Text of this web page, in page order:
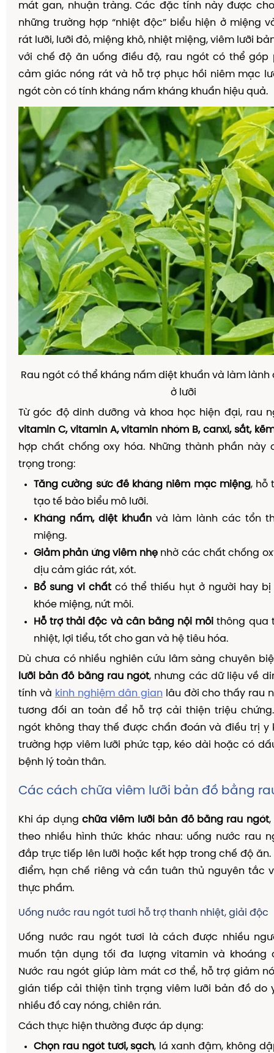
mát gan, nhuận tràng. Các đặc tính này được
những trường hợp “nhiệt độc” biểu hiện ở miệng
rát lưỡi, lưỡi đỏ, miệng khô, nhiệt miệng, viêm lưỡi
với chế độ ăn uống điều độ, rau ngót có thể góp
cảm giác nóng rát và hỗ trợ phục hồi niêm mạc
ngót còn có tính kháng nấm kháng khuẩn hiệu quả.
Rau ngót có thể kháng nấm diệt khuẩn và làm
ở lưỡi
Từ góc độ dinh dưỡng và khoa học hiện đại, rau
vitamin C, vitamin A, vitamin nhóm B, canxi, sắt,
hợp chất chống oxy hóa. Những thành phần này
trọng trong:
Tăng cường sức đề kháng niêm mạc miệng, hỗ
tạo tế bào biểu mô lưỡi.
Kháng nấm, diệt khuẩn và làm lành các tổn
miệng.
Giảm phản ứng viêm nhẹnhờ các chất chống
dịu cảm giác rát, xót.
Bổ sung vi chất có thể thiếu hụt ở người hay bị
khóe miệng, nứt môi.
Hỗ trợ thải độc và cân bằng nội môi thông qua
nhiệt, lợi tiểu, tốt cho gan và hệ tiêu hóa.
Dù chưa có nhiều nghiên cứu lâm sàng chuyên
lưỡi bản đồ bằng rau ngót, nhưng các dữ liệu về
tính và kinh nghiệm dân gian lâu đời cho thấy rau
tương đối an toàn để hỗ trợ cải thiện triệu chứng.
ngót không thay thế được chẩn đoán và điều trị y
trường hợp viêm lưỡi phức tạp, kéo dài hoặc có
bệnh lý toàn thân.
Các cách chữa viêm lưỡi bản đồ bằng
Khi áp dụngchữa viêm lưỡi bản đồ bằng rau ngót,
theo nhiều hình thức khác nhau: uống nước rau
đắp trực tiếp lên lưỡi hoặc kết hợp trong chế độ ăn.
điểm, hạn chế riêng và cần tuân thủ nguyên tắc
thực phẩm.
Uống nước rau ngót tươi hỗ trợ thanh nhiệt, giải độc
Uống nước rau ngót tươi là cách được nhiều
muốn tận dụng tối đa lượng vitamin và khoáng
Nước rau ngót giúp làm mát cơ thể, hỗ trợ giảm
gián tiếp cải thiện tình trạng viêm lưỡi bản đồ do
nhiều đồ cay nóng, chiên rán.
Cách thực hiện thường được áp dụng:
Chọn rau ngót tươi, sạch, lá xanh đậm, không